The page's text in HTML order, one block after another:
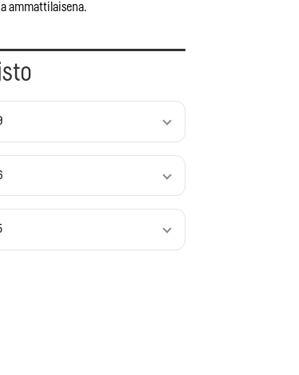
ammattilaisena.